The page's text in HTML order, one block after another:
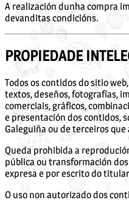
A realización dunha compra
devanditas condicións.
PROPIEDADE
Todos os contidos do sitio
textos, deseños, fotografías,
comerciais, gráficos,
e presentación dos contidos,
Galeguiña ou de terceiros
Queda prohibida a
pública ou transformación
expresa e por escrito do
O uso non autorizado dos